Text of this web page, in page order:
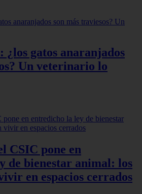
gatos anaranjados
Un veterinario lo
CSIC pone en
de bienestar animal: los
en espacios cerrados